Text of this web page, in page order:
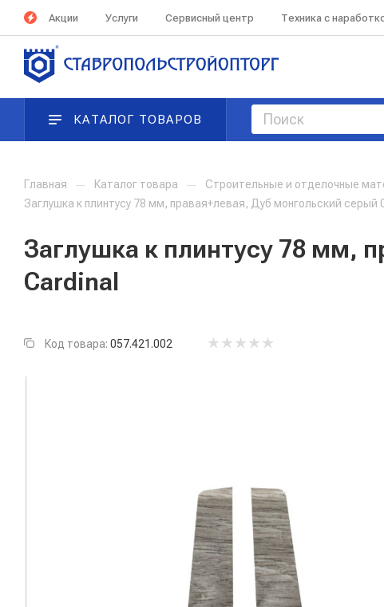
Акции Услуги Сервисный центр Техника с
КАТАЛОГ ТОВАРОВ
Главная — Каталог товара — Строительные и отделочные
Заглушка к плинтусу 78 мм, правая+левая, Дуб монгольский серый
Заглушка к плинтусу 78 мм,
Cardinal
Код товара: 057.421.002